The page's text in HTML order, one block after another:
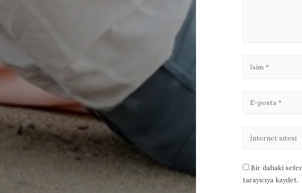
Bir dahaki
tarayıcıya kaydet.